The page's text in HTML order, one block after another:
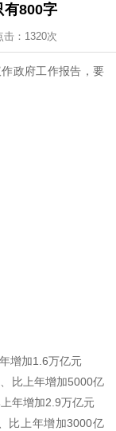
有800字
击： 1320次
政府工作报告，要
增加1.6万亿元
比上年增加5000亿
年增加2.9万亿元
比上年增加3000亿